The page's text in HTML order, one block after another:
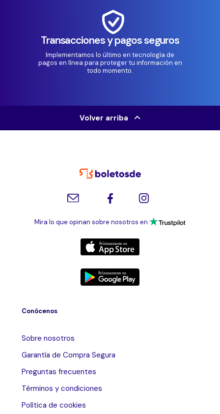
Transacciones y pagos seguros
Implementamos lo último en tecnología de
pagos en línea para proteger tu información en
todo momento.
Volver arriba
Mira lo que opinan sobre nosotros en
Conócenos
Sobre nosotros
Garantía de Compra Segura
Preguntas frecuentes
Términos y condiciones
Política de cookies